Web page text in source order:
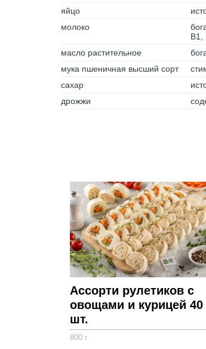
яйцо
молоко
B1,
масло растительное
мука пшеничная высший сорт
сахар
дрожжи
Ассорти рулетиков с
овощами и курицей 40
шт.
800 г